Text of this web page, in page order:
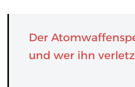
Der
und wer ihn